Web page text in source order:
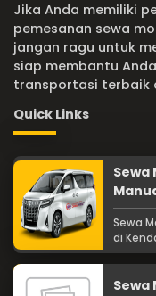
Jika Anda memiliki
pemesanan sewa
jangan ragu untuk
siap membantu
transportasi terbaik
Quick Links
Sewa
Sewa
di
Sewa